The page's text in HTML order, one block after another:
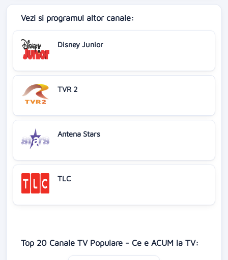
Vezi si programul altor canale:
Disney Junior
TVR 2
Antena Stars
TLC
Top 20 Canale TV Populare - Ce e ACUM la TV: